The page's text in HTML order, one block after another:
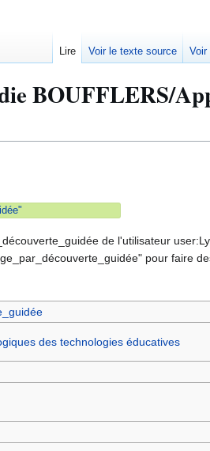
BOUFFLERS/
de l'utilisateur
pour faire
des technologies éducatives
Lire Voir le texte source Voir